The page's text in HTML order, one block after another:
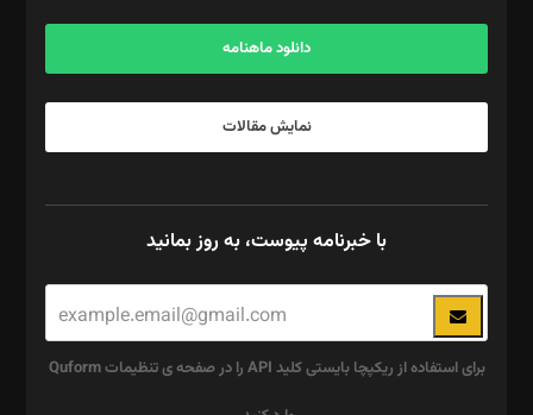
آگهی و مشترکین: ۰۹۱۹۹۹۹۰۴۵۴
دانلود ماهنامه
نمایش مقالات
با خبرنامه پیوست، به روز بمانید
برای استفاده از ریکپچا بایستی کلید API را در صفحه ی تنظیمات Quform